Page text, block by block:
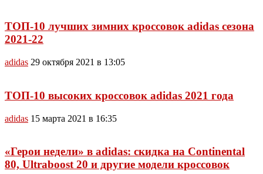
ТОП-10 лучших зимних кроссовок adidas сезона
2021-22
adidas 29 октября 2021 в 13:05
ТОП-10 высоких кроссовок adidas 2021 года
adidas 15 марта 2021 в 16:35
«Герои недели» в adidas: скидка на Continental
80, Ultraboost 20 и другие модели кроссовок